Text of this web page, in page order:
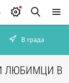
В града
ЛЮБИМЦИ В